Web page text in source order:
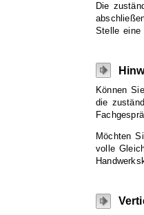
Die
Stelle eine
Können
die
Möchten
volle